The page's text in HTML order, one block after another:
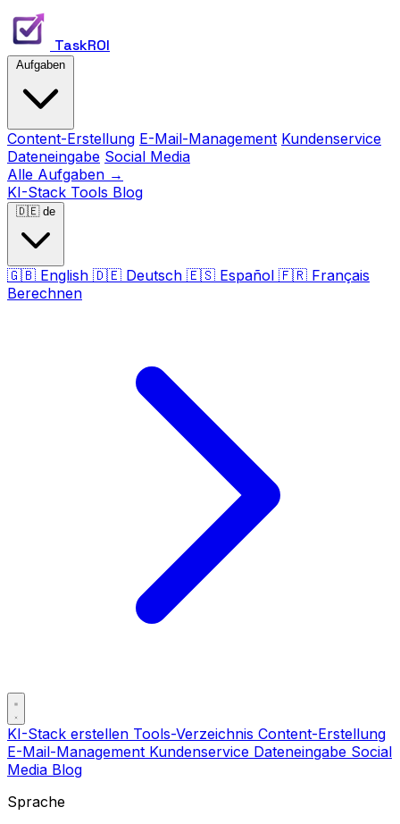
TaskROI
Content-Erstellung E-Mail-Management Kundenservice
Dateneingabe Social Media
Alle Aufgaben →
KI-Stack Tools Blog
🇩🇪 de
🇬🇧 English 🇩🇪 Deutsch 🇪🇸 Español 🇫🇷 Français
Berechnen
KI-Stack erstellen Tools-Verzeichnis Content-Erstellung
E-Mail-Management Kundenservice Dateneingabe Social
Media Blog
Sprache